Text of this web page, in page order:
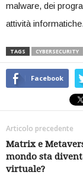
malware, dei
attività informatiche.
TAGS CYBERSECURITY
Facebook
Articolo precedente
Matrix e
mondo sta
virtuale?